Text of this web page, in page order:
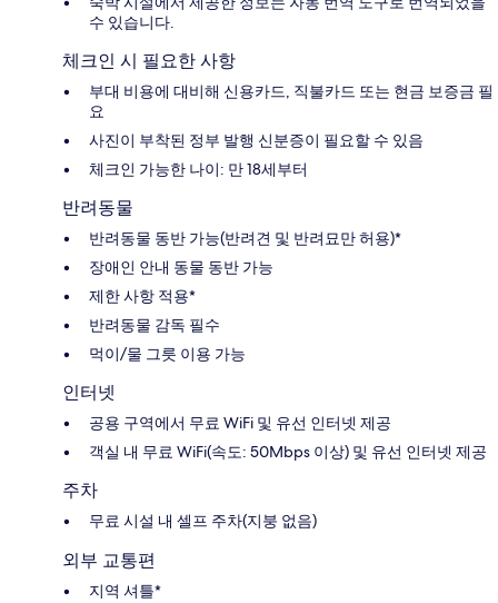
수 있습니다.
체크인 시 필요한 사항
부대 비용에 대비해 신용카드, 직불카드 또는 현금 보증금 필
요
사진이 부착된 정부 발행 신분증이 필요할 수 있음
체크인 가능한 나이: 만 18세부터
반려동물
반려동물 동반 가능(반려견 및 반려묘만 허용)*
장애인 안내 동물 동반 가능
제한 사항 적용*
반려동물 감독 필수
먹이/물 그릇 이용 가능
인터넷
공용 구역에서 무료 WiFi 및 유선 인터넷 제공
객실 내 무료 WiFi(속도: 50Mbps 이상) 및 유선 인터넷 제공
주차
무료 시설 내 셀프 주차(지붕 없음)
외부 교통편
지역 셔틀*